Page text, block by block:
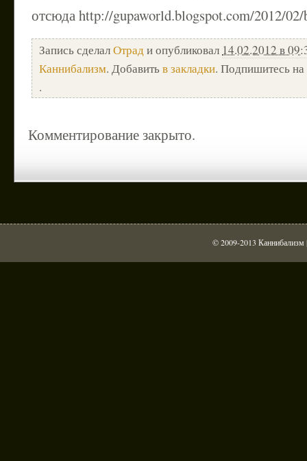
отсюда http://gupaworld.blogspot.com/2012/
Запись сделалОтради опубликовал 14.02.2012 в
Каннибализм. Добавитьв закладки. Подпишитесь
.
Комментирование закрыто.
© 2009-2013 Каннибализм